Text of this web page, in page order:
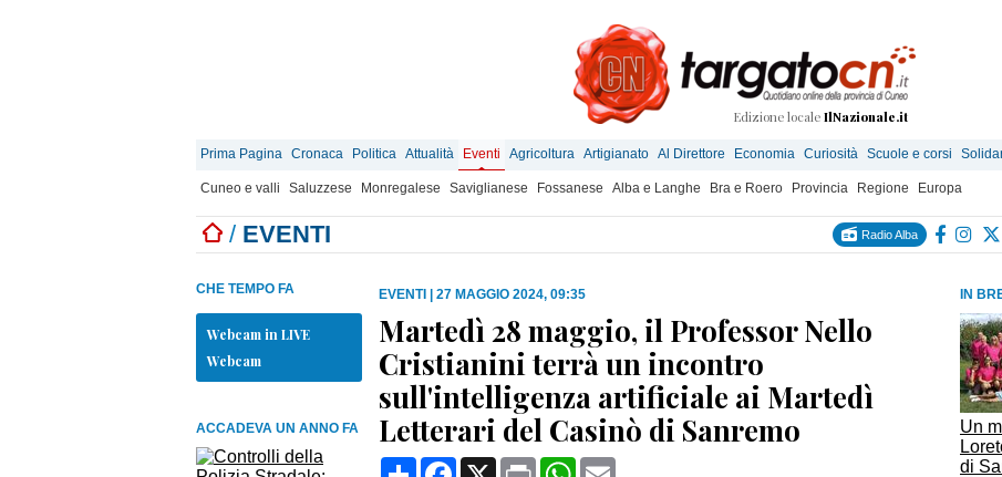
Edizione locale IlNazionale.it
Prima Pagina Cronaca Politica Attualità Eventi Agricoltura Artigianato Al Direttore Economia Curiosità Scuole e corsi
Cuneo e valli Saluzzese Monregalese Saviglianese Fossanese Alba e Langhe Bra e Roero Provincia Regione Europa
/ EVENTI Radio Alba
IN
Un
di
CHE TEMPO FA
Webcam in LIVE
Webcam
ACCADEVA UN ANNO FA
EVENTI 27 MAGGIO 2024, 09:35
Martedì 28 maggio, il Professor Nello
Cristianini terrà un incontro
sull'intelligenza artificiale ai Martedì
Letterari del Casinò di Sanremo
CondividiFacebook
X Print WhatsApp